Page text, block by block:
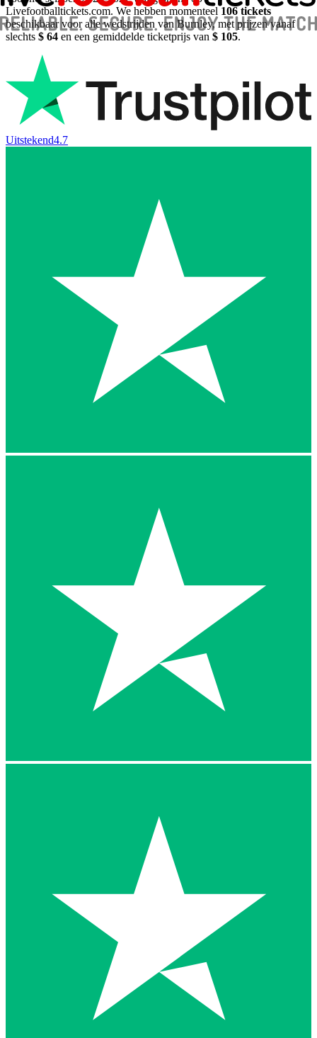
Livefootballtickets.com. We hebben momenteel 106 tickets
beschikbaar voor alle wedstrijden van Burnley, met prijzen vanaf
slechts $ 64 en een gemiddelde ticketprijs van $ 105.
Uitstekend4.7